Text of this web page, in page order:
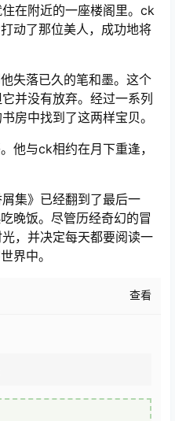
在附近的一座楼阁里。ck
动了那位美人，成功地将
失落已久的笔和墨。这个
并没有放弃。经过一系列
房中找到了这两样宝贝。
他与ck相约在月下重逢，
集》已经翻到了最后一
晚饭。尽管历经奇幻的冒
，并决定每天都要阅读一
界中。
查看